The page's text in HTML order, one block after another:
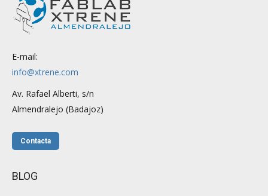
E-mail:
info@xtrene.com
Av. Rafael Alberti, s/n
Almendralejo (Badajoz)
Contacta
BLOG